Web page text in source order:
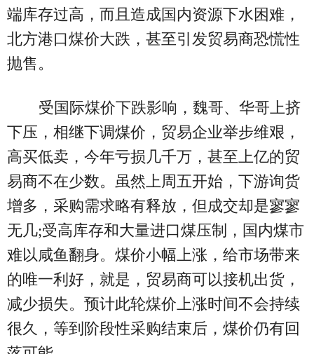
端库存过高，而且造成国内资源下水困难，
北方港口煤价大跌，甚至引发贸易商恐慌性
抛售。
受国际煤价下跌影响，魏哥、华哥上挤
下压，相继下调煤价，贸易企业举步维艰，
高买低卖，今年亏损几千万，甚至上亿的贸
易商不在少数。虽然上周五开始，下游询货
增多，采购需求略有释放，但成交却是寥寥
无几;受高库存和大量进口煤压制，国内煤市
难以咸鱼翻身。煤价小幅上涨，给市场带来
的唯一利好，就是，贸易商可以接机出货，
减少损失。预计此轮煤价上涨时间不会持续
很久，等到阶段性采购结束后，煤价仍有回